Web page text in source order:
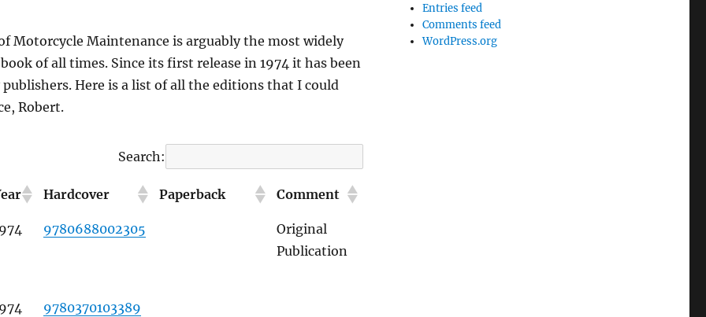
Motorcycle Maintenance is arguably the most widely
of all times. Since its first release in 1974 it has been
Here is a list of all the editions that I could
Robert.
Search:
Hardcover Paperback Comment
9780688002305
Original
Publication
9780370103389
Entries feed
Comments feed
WordPress.org